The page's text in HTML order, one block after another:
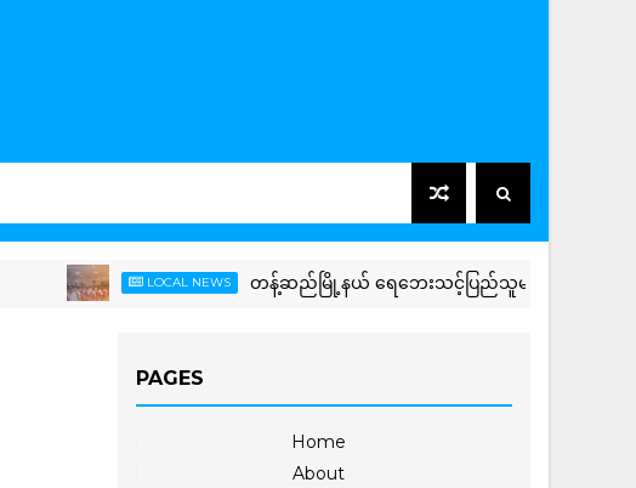
LOCAL NEWS တန့်ဆည်မြို့နယ် ရေဘေးသင့်ပြည်သူများအား ထောက်ပံ့ငွေမျ
PAGES
Home
About